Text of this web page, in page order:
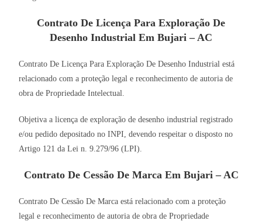
Contrato De Licença Para Exploração De
Desenho Industrial Em Bujari – AC
Contrato De Licença Para Exploração De Desenho Industrial está
relacionado com a proteção legal e reconhecimento de autoria de
obra de Propriedade Intelectual.
Objetiva a licença de exploração de desenho industrial registrado
e/ou pedido depositado no INPI, devendo respeitar o disposto no
Artigo 121 da Lei n. 9.279/96 (LPI).
Contrato De Cessão De Marca Em Bujari – AC
Contrato De Cessão De Marca está relacionado com a proteção
legal e reconhecimento de autoria de obra de Propriedade